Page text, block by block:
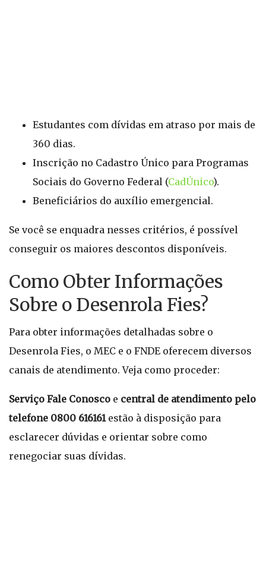
Estudantes com dívidas em atraso por mais de
360 dias.
Inscrição no Cadastro Único para Programas
Sociais do Governo Federal (CadÚnico).
Beneficiários do auxílio emergencial.
Se você se enquadra nesses critérios, é possível
conseguir os maiores descontos disponíveis.
Como Obter Informações
Sobre o Desenrola Fies?
Para obter informações detalhadas sobre o
Desenrola Fies, o MEC e o FNDE oferecem diversos
canais de atendimento. Veja como proceder:
Serviço Fale Conosco e central de atendimento pelo
telefone 0800 616161estão à disposição para
esclarecer dúvidas e orientar sobre como
renegociar suas dívidas.